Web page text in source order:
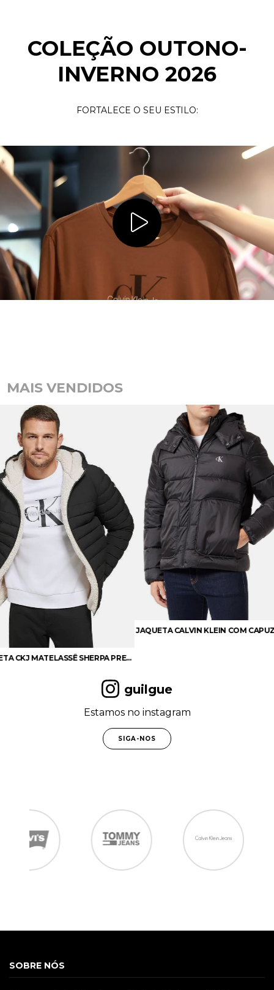
COLEÇÃO OUTONO-
INVERNO 2026
FORTALECE O SEU ESTILO:
MAIS VENDIDOS
JAQUETA LEVI'S CLASSIC - PUFFER
guilgue
Estamos no instagram
SIGA-NOS
SOBRE NÓS